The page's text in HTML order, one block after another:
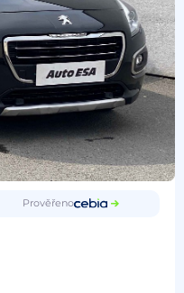
Prověřeno